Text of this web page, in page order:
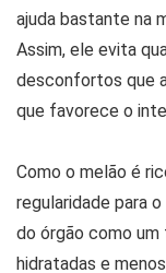
ajuda bastante na
Assim, ele evita
desconfortos que
que favorece o
Como o melão é
regularidade para
do órgão como
hidratadas e